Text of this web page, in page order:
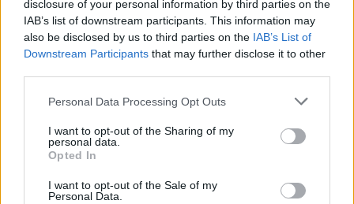
disclosure of your personal information by third parties on the
IAB’s list of downstream participants. This information may
also be disclosed by us to third parties on the IAB’s List of
Downstream Participants that may further disclose it to other
Personal Data Processing Opt Outs
I want to opt-out of the Sharing of my
personal data.
Opted In
I want to opt-out of the Sale of my
Personal Data.